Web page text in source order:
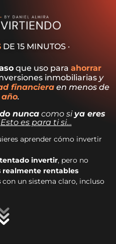
DE 15 MINUTOS ·
que uso para ahorrar
inmobiliarias y
financiera en menos de
.
nuncacomo siya eres
Esto es para ti si…
aprender cómo invertir
invertir, pero no
realmente rentables
con un sistema claro, incluso